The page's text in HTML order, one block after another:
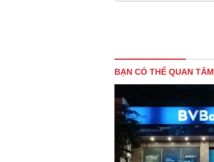
BẠN CÓ THỂ QUAN TÂM